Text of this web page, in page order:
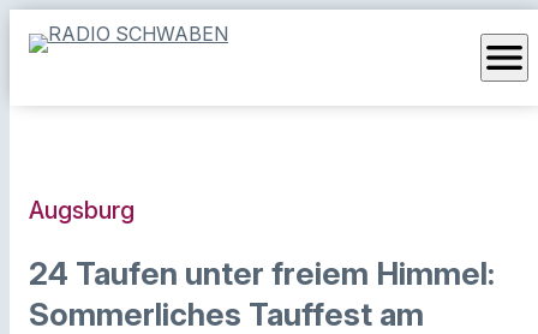
menu
Augsburg
24 Taufen unter freiem Himmel:
Sommerliches Tauffest am